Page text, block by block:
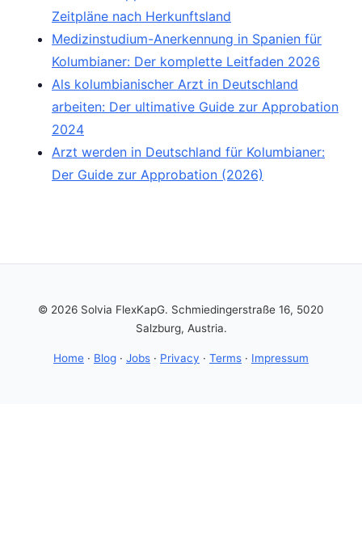
Zeitpläne nach Herkunftsland
Medizinstudium-Anerkennung in Spanien für
Kolumbianer: Der komplette Leitfaden 2026
Als kolumbianischer Arzt in Deutschland
arbeiten: Der ultimative Guide zur Approbation
2024
Arzt werden in Deutschland für Kolumbianer:
Der Guide zur Approbation (2026)
© 2026 Solvia FlexKapG. Schmiedingerstraße 16, 5020
Salzburg, Austria.
Home · Blog · Jobs · Privacy · Terms · Impressum